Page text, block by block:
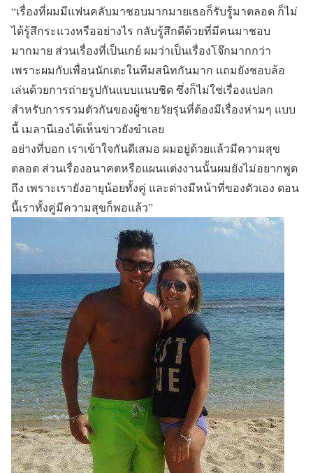
“เรื่องที่ผมมีแฟนคลับมาชอบมากมายเธอก็รับรู้มาตลอด ก็ไม่
ได้รู้สึกระแวงหรืออย่างไร กลับรู้สึกดีด้วยที่มีคนมาชอบ
มากมาย ส่วนเรื่องที่เป็นเกย์ ผมว่าเป็นเรื่องโจ๊กมากกว่า
เพราะผมกับเพื่อนนักเตะในทีมสนิทกันมาก แถมยังชอบล้อ
เล่นด้วยการถ่ายรูปกันแบบแนบชิด ซึ่งก็ไม่ใช่เรื่องแปลก
สำหรับการรวมตัวกันของผู้ชายวัยรุ่นที่ต้องมีเรื่องห่ามๆ แบบ
นี้ เมลานีเองได้เห็นข่าวยังขำเลย
อย่างที่บอก เราเข้าใจกันดีเสมอ ผมอยู่ด้วยแล้วมีความสุข
ตลอด ส่วนเรื่องอนาคตหรือแผนแต่งงานนั้นผมยังไม่อยากพูด
ถึง เพราะเรายังอายุน้อยทั้งคู่ และต่างมีหน้าที่ของตัวเอง ตอน
นี้เราทั้งคู่มีความสุขก็พอแล้ว”